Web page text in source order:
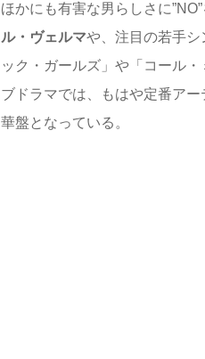
ほかにも有害な男らしさに
ル・ヴェルマや、注目の若手
ック・ガールズ」や「コール
ブドラマでは、もはや定番ア
華盤となっている。